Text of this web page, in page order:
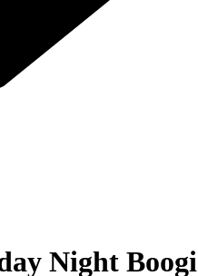
Night